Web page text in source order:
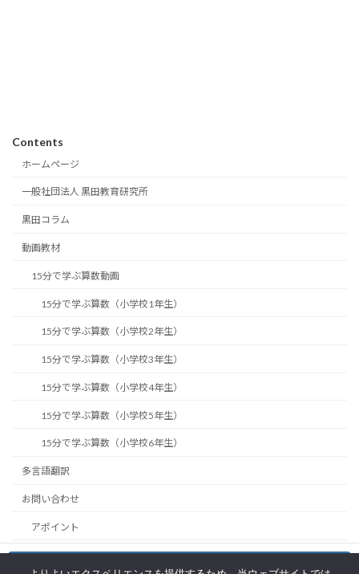
Contents
ホームページ
一般社団法人 黒田教育研究所
黒田コラム
動画教材
15分で学ぶ算数動画
15分で学ぶ算数（小学校1年生）
15分で学ぶ算数（小学校2年生）
15分で学ぶ算数（小学校3年生）
15分で学ぶ算数（小学校4年生）
15分で学ぶ算数（小学校5年生）
15分で学ぶ算数（小学校6年生）
多言語翻訳
お問い合わせ
アポイント
EduBridgeの利用方法
お問い合わせ